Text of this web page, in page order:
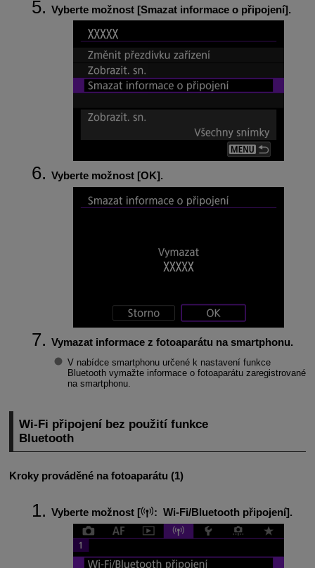
Vyberte možnost [Smazat informace o připojení].
Vyberte možnost [OK].
Vymazat informace z fotoaparátu na smartphonu.
V nabídce smartphonu určené k nastavení funkce
Bluetooth vymažte informace o fotoaparátu zaregistrované
na smartphonu.
Wi-Fi připojení bez použití funkce
Bluetooth
Kroky prováděné na fotoaparátu (1)
Vyberte možnost [ : Wi-Fi/Bluetooth připojení].